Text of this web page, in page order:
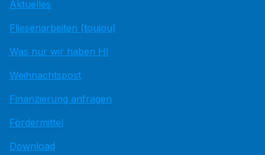
Aktuelles
Fliesenarbeiten (toujou)
Was nur wir haben HI
Weihnachtspost
Finanzierung anfragen
Fördermittel
Download